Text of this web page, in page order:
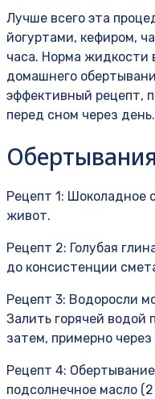
Лучше всего эта
йогуртами, кефиром,
часа. Норма жидкости
домашнего
эффективный рецепт,
перед сном через день.
Рецепт 1: Шоколадное
живот.
Рецепт 2: Голубая
до консистенции
Рецепт 3: Водоросли
Залить горячей водой
затем, примерно
Рецепт 4:
подсолнечное масло